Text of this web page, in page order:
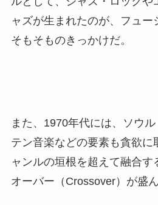
ャズが生まれたのが、フュー
そもそものきっかけだ。
また、1970年代には、ソウ
テン音楽などの要素も貪欲に
ャンルの垣根を超えて融合す
オーバー（Crossover）が盛